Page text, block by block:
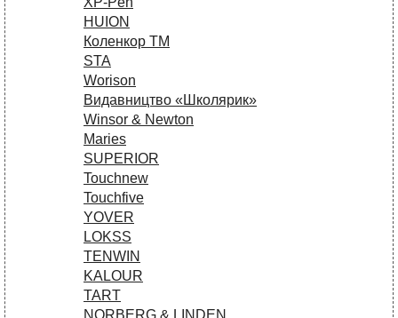
HUION
Коленкор ТМ
STA
Worison
Видавництво «Школярик»
Winsor & Newton
Maries
SUPERIOR
Touchnew
Touchfive
YOVER
LOKSS
TENWIN
KALOUR
TART